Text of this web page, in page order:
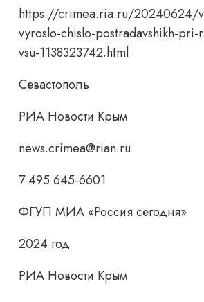
https://crimea.ria.ru/20240624/
vyroslo-chislo-postradavshikh-pri-
vsu-1138323742.html
Севастополь
РИА Новости Крым
news.crimea@rian.ru
7 495 645-6601
ФГУП МИА «Россия сегодня»
2024 год
РИА Новости Крым